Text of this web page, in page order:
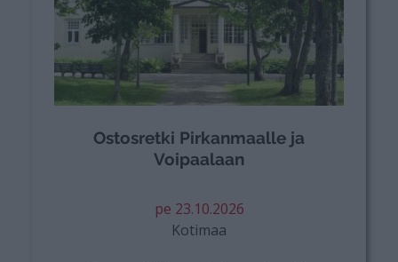
Ostosretki Pirkanmaalle ja
Voipaalaan
pe 23.10.2026
Kotimaa